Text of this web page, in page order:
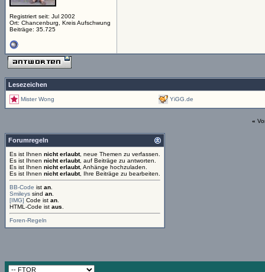
Registriert seit: Jul 2002
Ort: Chancenburg, Kreis Aufschwung
Beiträge: 35.725
Lesezeichen
Mister Wong YiGG.de
«
Forumregeln
Es ist Ihnen nicht erlaubt, neue Themen zu verfassen.
Es ist Ihnen nicht erlaubt, auf Beiträge zu antworten.
Es ist Ihnen nicht erlaubt, Anhänge hochzuladen.
Es ist Ihnen nicht erlaubt, Ihre Beiträge zu bearbeiten.
BB-Code ist an
Smileys sind an
[IMG] Code ist an
HTML-Code ist aus
Foren-Regeln